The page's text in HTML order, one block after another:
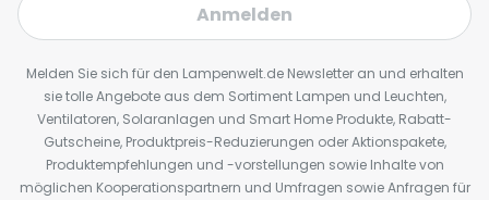
Anmelden
Melden Sie sich für den Lampenwelt.de Newsletter an und erhalten
sie tolle Angebote aus dem Sortiment Lampen und Leuchten,
Ventilatoren, Solaranlagen und Smart Home Produkte, Rabatt-
Gutscheine, Produktpreis-Reduzierungen oder Aktionspakete,
Produktempfehlungen und -vorstellungen sowie Inhalte von
möglichen Kooperationspartnern und Umfragen sowie Anfragen für